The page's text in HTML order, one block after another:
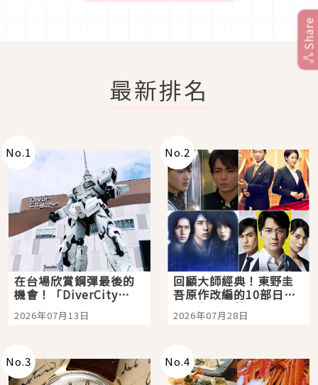
最新排名
No.1
在台場欣賞鋼彈最後的
機會！「DiverCity
Tokyo Plaza」搭船、
購物、美食及夜景，一
2026年07月13日
No.2
回顧大師經典！東野圭
吾原作改編的10部日本
影視作品推薦
2026年07月28日
No.3 No.4
Share